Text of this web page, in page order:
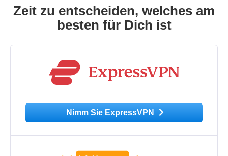
Zeit zu entscheiden, welches am
besten für Dich ist
Nimm Sie ExpressVPN